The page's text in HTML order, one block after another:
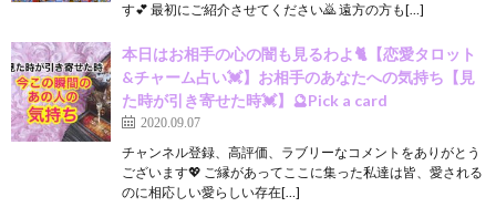
す💕 最初にご紹介させてください🙇 遠方の方も[…]
本日はお相手の心の闇も見るわよ🐈【恋愛タロット
&チャーム占い💓】お相手のあなたへの気持ち【見
た時が引き寄せた時💓】🔮Pick a card
2020.09.07
チャンネル登録、高評価、ラブリーなコメントをありがとう
ございます💖 ご縁があってここに集った私達は皆、愛される
のに相応しい愛らしい存在[…]